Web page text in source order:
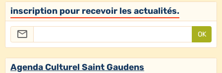
inscription pour recevoir les actualités.
OK
Agenda Culturel Saint Gaudens